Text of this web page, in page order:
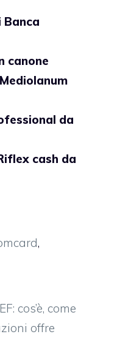
canone
da
cash da
,
cos’è, come
offre